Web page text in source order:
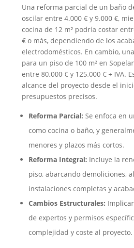
Una reforma parcial de un baño
oscilar entre 4.000 € y 9.000 €,
cocina de 12 m² podría costar
€ o más, dependiendo de los
electrodomésticos. En cambio,
para un piso de 100 m² en
entre 80.000 € y 125.000 € + IVA.
alcance del proyecto desde el
presupuestos precisos.
Reforma Parcial: Se enfoca en
como cocina o baño, y
menores y plazos más cortos.
Reforma Integral: Incluye la
piso, abarcando demoliciones,
instalaciones completas y
Cambios Estructurales:
de expertos y permisos
complejidad y coste al proyecto.